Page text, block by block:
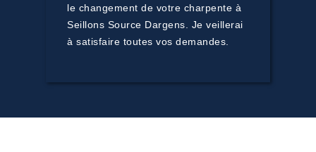
le changement de votre charpente à
Seillons Source Dargens. Je veillerai
à satisfaire toutes vos demandes.